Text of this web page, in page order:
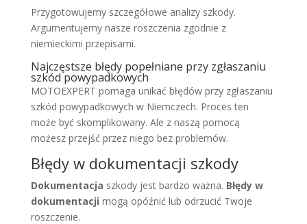
Przygotowujemy szczegółowe analizy szkody.
Argumentujemy nasze roszczenia zgodnie z
niemieckimi przepisami.
Najczęstsze błędy popełniane przy zgłaszaniu
szkód powypadkowych
MOTOEXPERT pomaga unikać błędów przy zgłaszaniu
szkód powypadkowych w Niemczech. Proces ten
może być skomplikowany. Ale z naszą pomocą
możesz przejść przez niego bez problemów.
Błędy w dokumentacji szkody
Dokumentacja szkody jest bardzo ważna. Błędy w
dokumentacji mogą opóźnić lub odrzucić Twoje
roszczenie.